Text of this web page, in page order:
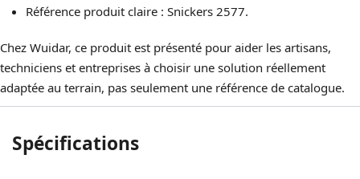
Référence produit claire : Snickers 2577.
Chez Wuidar, ce produit est présenté pour aider les artisans,
techniciens et entreprises à choisir une solution réellement
adaptée au terrain, pas seulement une référence de catalogue.
Spécifications